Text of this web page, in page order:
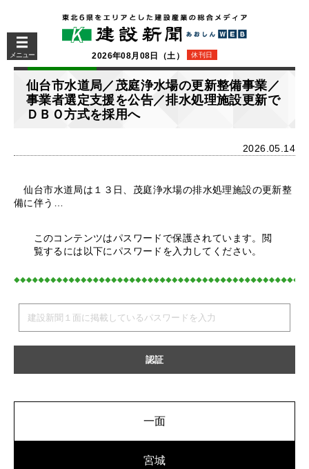
メニュー 2026年08月08日（土） 休刊日
仙台市水道局／茂庭浄水場の更新整備事業／
事業者選定支援を公告／排水処理施設更新で
ＤＢＯ方式を採用へ
2026.05.14
仙台市水道局は１３日、茂庭浄水場の排水処理施設の更新整
備に伴う…
このコンテンツはパスワードで保護されています。閲
覧するには以下にパスワードを入力してください。
一面
宮城